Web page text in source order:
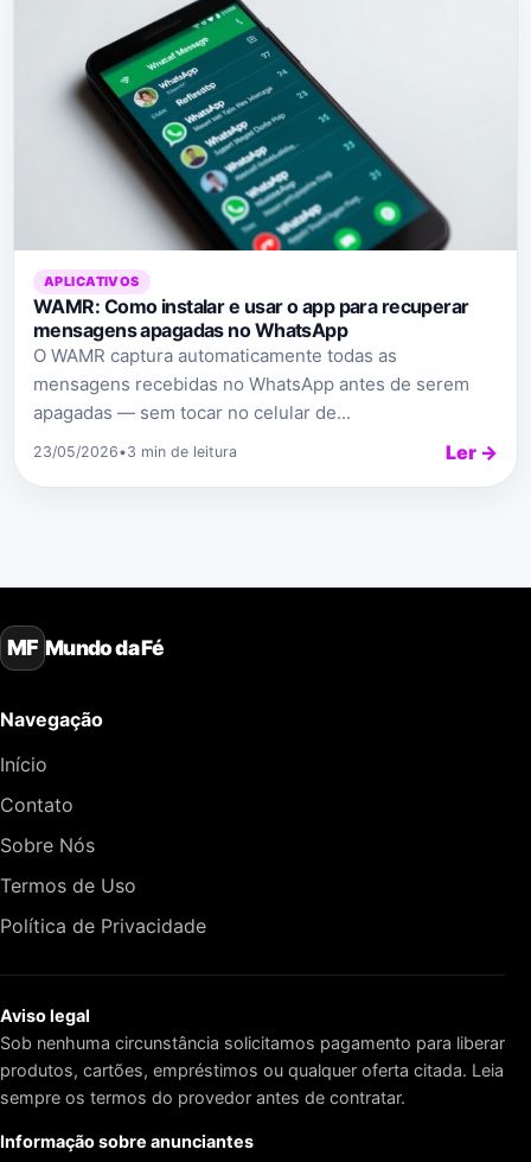
APLICATIVOS
WAMR: Como instalar e usar o app para recuperar
mensagens apagadas no WhatsApp
O WAMR captura automaticamente todas as
mensagens recebidas no WhatsApp antes de serem
apagadas — sem tocar no celular de...
23/05/2026•3 min de leitura Ler →
MF Mundo da Fé
Navegação
Início
Contato
Sobre Nós
Termos de Uso
Política de Privacidade
Aviso legal
Sob nenhuma circunstância solicitamos pagamento para liberar
produtos, cartões, empréstimos ou qualquer oferta citada. Leia
sempre os termos do provedor antes de contratar.
Informação sobre anunciantes